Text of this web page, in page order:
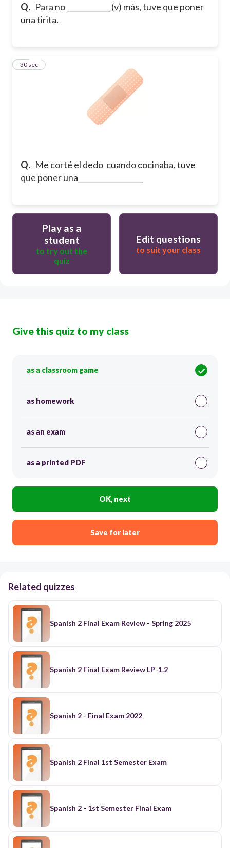
Q. Para no ____________ (v) más, tuve que poner
una tirita.
Q. Me corté el dedo cuando cocinaba, tuve
que poner una__________________
44
30 sec
Play as a
student
to try out the
quiz
Edit questions
to suit your class
Give this quiz to my class
as a classroom game
as homework
as an exam
as a printed PDF
OK, next
Save for later
Related quizzes
Spanish 2 Final Exam Review - Spring 2025
Spanish 2 Final Exam Review LP-1.2
Spanish 2 - Final Exam 2022
Spanish 2 Final 1st Semester Exam
Spanish 2 - 1st Semester Final Exam